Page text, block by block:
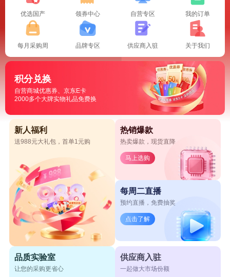
优选国产 领券中心 自营专区 我的订单
每月采购周 品牌专区 供应商入驻 关于我们
积分兑换
自营商城优惠券、京东E卡
2000多个大牌实物礼品免费换
新人福利
送988元大礼包，首单1元购
热销爆款
热卖爆款，现货直降
马上选购
每周二直播
预约直播，免费抽奖
点击了解
品质实验室
让您的采购更省心
供应商入驻
一起做大市场份额